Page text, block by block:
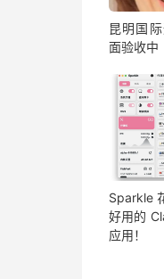
昆明国
面验收中
Sparkle
好用的
应用！